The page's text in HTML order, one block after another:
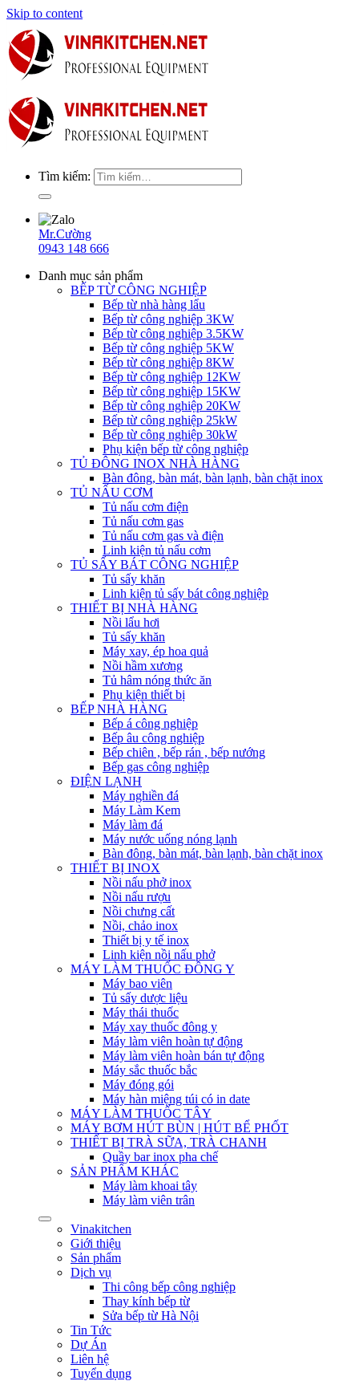
Skip to content
Tìm kiếm:
Mr.Cường
0943 148 666
Danh mục sản phẩm
BẾP TỪ CÔNG NGHIỆP
Bếp từ nhà hàng lẩu
Bếp từ công nghiệp 3KW
Bếp từ công nghiệp 3.5KW
Bếp từ công nghiệp 5KW
Bếp từ công nghiệp 8KW
Bếp từ công nghiệp 12KW
Bếp từ công nghiệp 15KW
Bếp từ công nghiệp 20KW
Bếp từ công nghiệp 25kW
Bếp từ công nghiệp 30kW
Phụ kiện bếp từ công nghiệp
TỦ ĐÔNG INOX NHÀ HÀNG
Bàn đông, bàn mát, bàn lạnh, bàn chặt inox
TỦ NẤU CƠM
Tủ nấu cơm điện
Tủ nấu cơm gas
Tủ nấu cơm gas và điện
Linh kiện tủ nấu cơm
TỦ SẤY BÁT CÔNG NGHIỆP
Tủ sấy khăn
Linh kiện tủ sấy bát công nghiệp
THIẾT BỊ NHÀ HÀNG
Nồi lẩu hơi
Tủ sấy khăn
Máy xay, ép hoa quả
Nồi hầm xương
Tủ hâm nóng thức ăn
Phụ kiện thiết bị
BẾP NHÀ HÀNG
Bếp á công nghiệp
Bếp âu công nghiệp
Bếp chiên , bếp rán , bếp nướng
Bếp gas công nghiệp
ĐIỆN LẠNH
Máy nghiền đá
Máy Làm Kem
Máy làm đá
Máy nước uống nóng lạnh
Bàn đông, bàn mát, bàn lạnh, bàn chặt inox
THIẾT BỊ INOX
Nồi nấu phở inox
Nồi nấu rượu
Nồi chưng cất
Nồi, chảo inox
Thiết bị y tế inox
Linh kiện nồi nấu phở
MÁY LÀM THUỐC ĐÔNG Y
Máy bao viên
Tủ sấy dược liệu
Máy thái thuốc
Máy xay thuốc đông y
Máy làm viên hoàn tự động
Máy làm viên hoàn bán tự động
Máy sắc thuốc bắc
Máy đóng gói
Máy hàn miệng túi có in date
MÁY LÀM THUỐC TÂY
MÁY BƠM HÚT BÙN | HÚT BỂ PHỐT
THIẾT BỊ TRÀ SỮA, TRÀ CHANH
Quầy bar inox pha chế
SẢN PHẨM KHÁC
Máy làm khoai tây
Máy làm viên trân
Vinakitchen
Giới thiệu
Sản phẩm
Dịch vụ
Thi công bếp công nghiệp
Thay kính bếp từ
Sửa bếp từ Hà Nội
Tin Tức
Dự Án
Liên hệ
Tuyển dụng